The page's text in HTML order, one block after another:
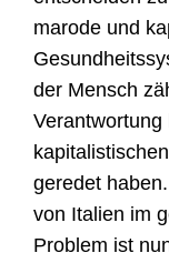
marode und
der Mensch
geredet
von Italien im
Problem ist